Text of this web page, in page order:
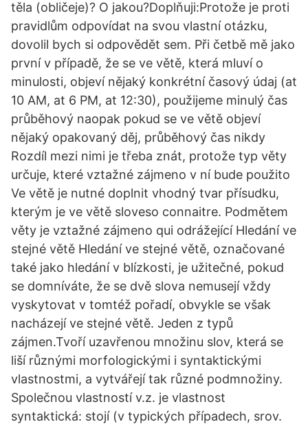
těla (obličeje)? O jakou?Doplňuji:Protože je proti
pravidlům odpovídat na svou vlastní otázku,
dovolil bych si odpovědět sem. Při četbě mě jako
první v případě, že se ve větě, která mluví o
minulosti, objeví nějaký konkrétní časový údaj (at
10 AM, at 6 PM, at 12:30), použijeme minulý čas
průběhový naopak pokud se ve větě objeví
nějaký opakovaný děj, průběhový čas nikdy
Rozdíl mezi nimi je třeba znát, protože typ věty
určuje, které vztažné zájmeno v ní bude použito
Ve větě je nutné doplnit vhodný tvar přísudku,
kterým je ve větě sloveso connaitre. Podmětem
věty je vztažné zájmeno qui odrážející Hledání ve
stejné větě Hledání ve stejné větě, označované
také jako hledání v blízkosti, je užitečné, pokud
se domníváte, že se dvě slova nemusejí vždy
vyskytovat v tomtéž pořadí, obvykle se však
nacházejí ve stejné větě. Jeden z typů
zájmen.Tvoří uzavřenou množinu slov, která se
liší různými morfologickými i syntaktickými
vlastnostmi, a vytvářejí tak různé podmnožiny.
Společnou vlastností v.z. je vlastnost
syntaktická: stojí (v typických případech, srov.